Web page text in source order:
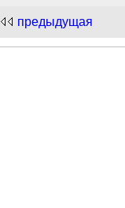
Новый
предыдущая